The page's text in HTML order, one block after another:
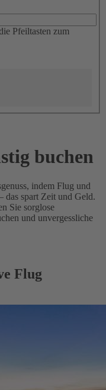
Pfeiltasten zum
buchen
indem Flug und
das spart Zeit und Geld.
Sie sorglose
und unvergessliche
Flug